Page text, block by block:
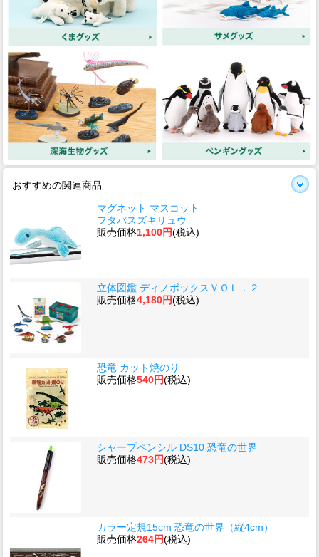
おすすめの関連商品
マグネット マスコット
フタバスズキリュウ
販売価格1,100円(税込)
立体図鑑 ディノボックスＶＯＬ．２
販売価格4,180円(税込)
恐竜 カット焼のり
販売価格540円(税込)
シャープペンシル DS10 恐竜の世界
販売価格473円(税込)
カラー定規15cm 恐竜の世界（縦4cm）
販売価格264円(税込)